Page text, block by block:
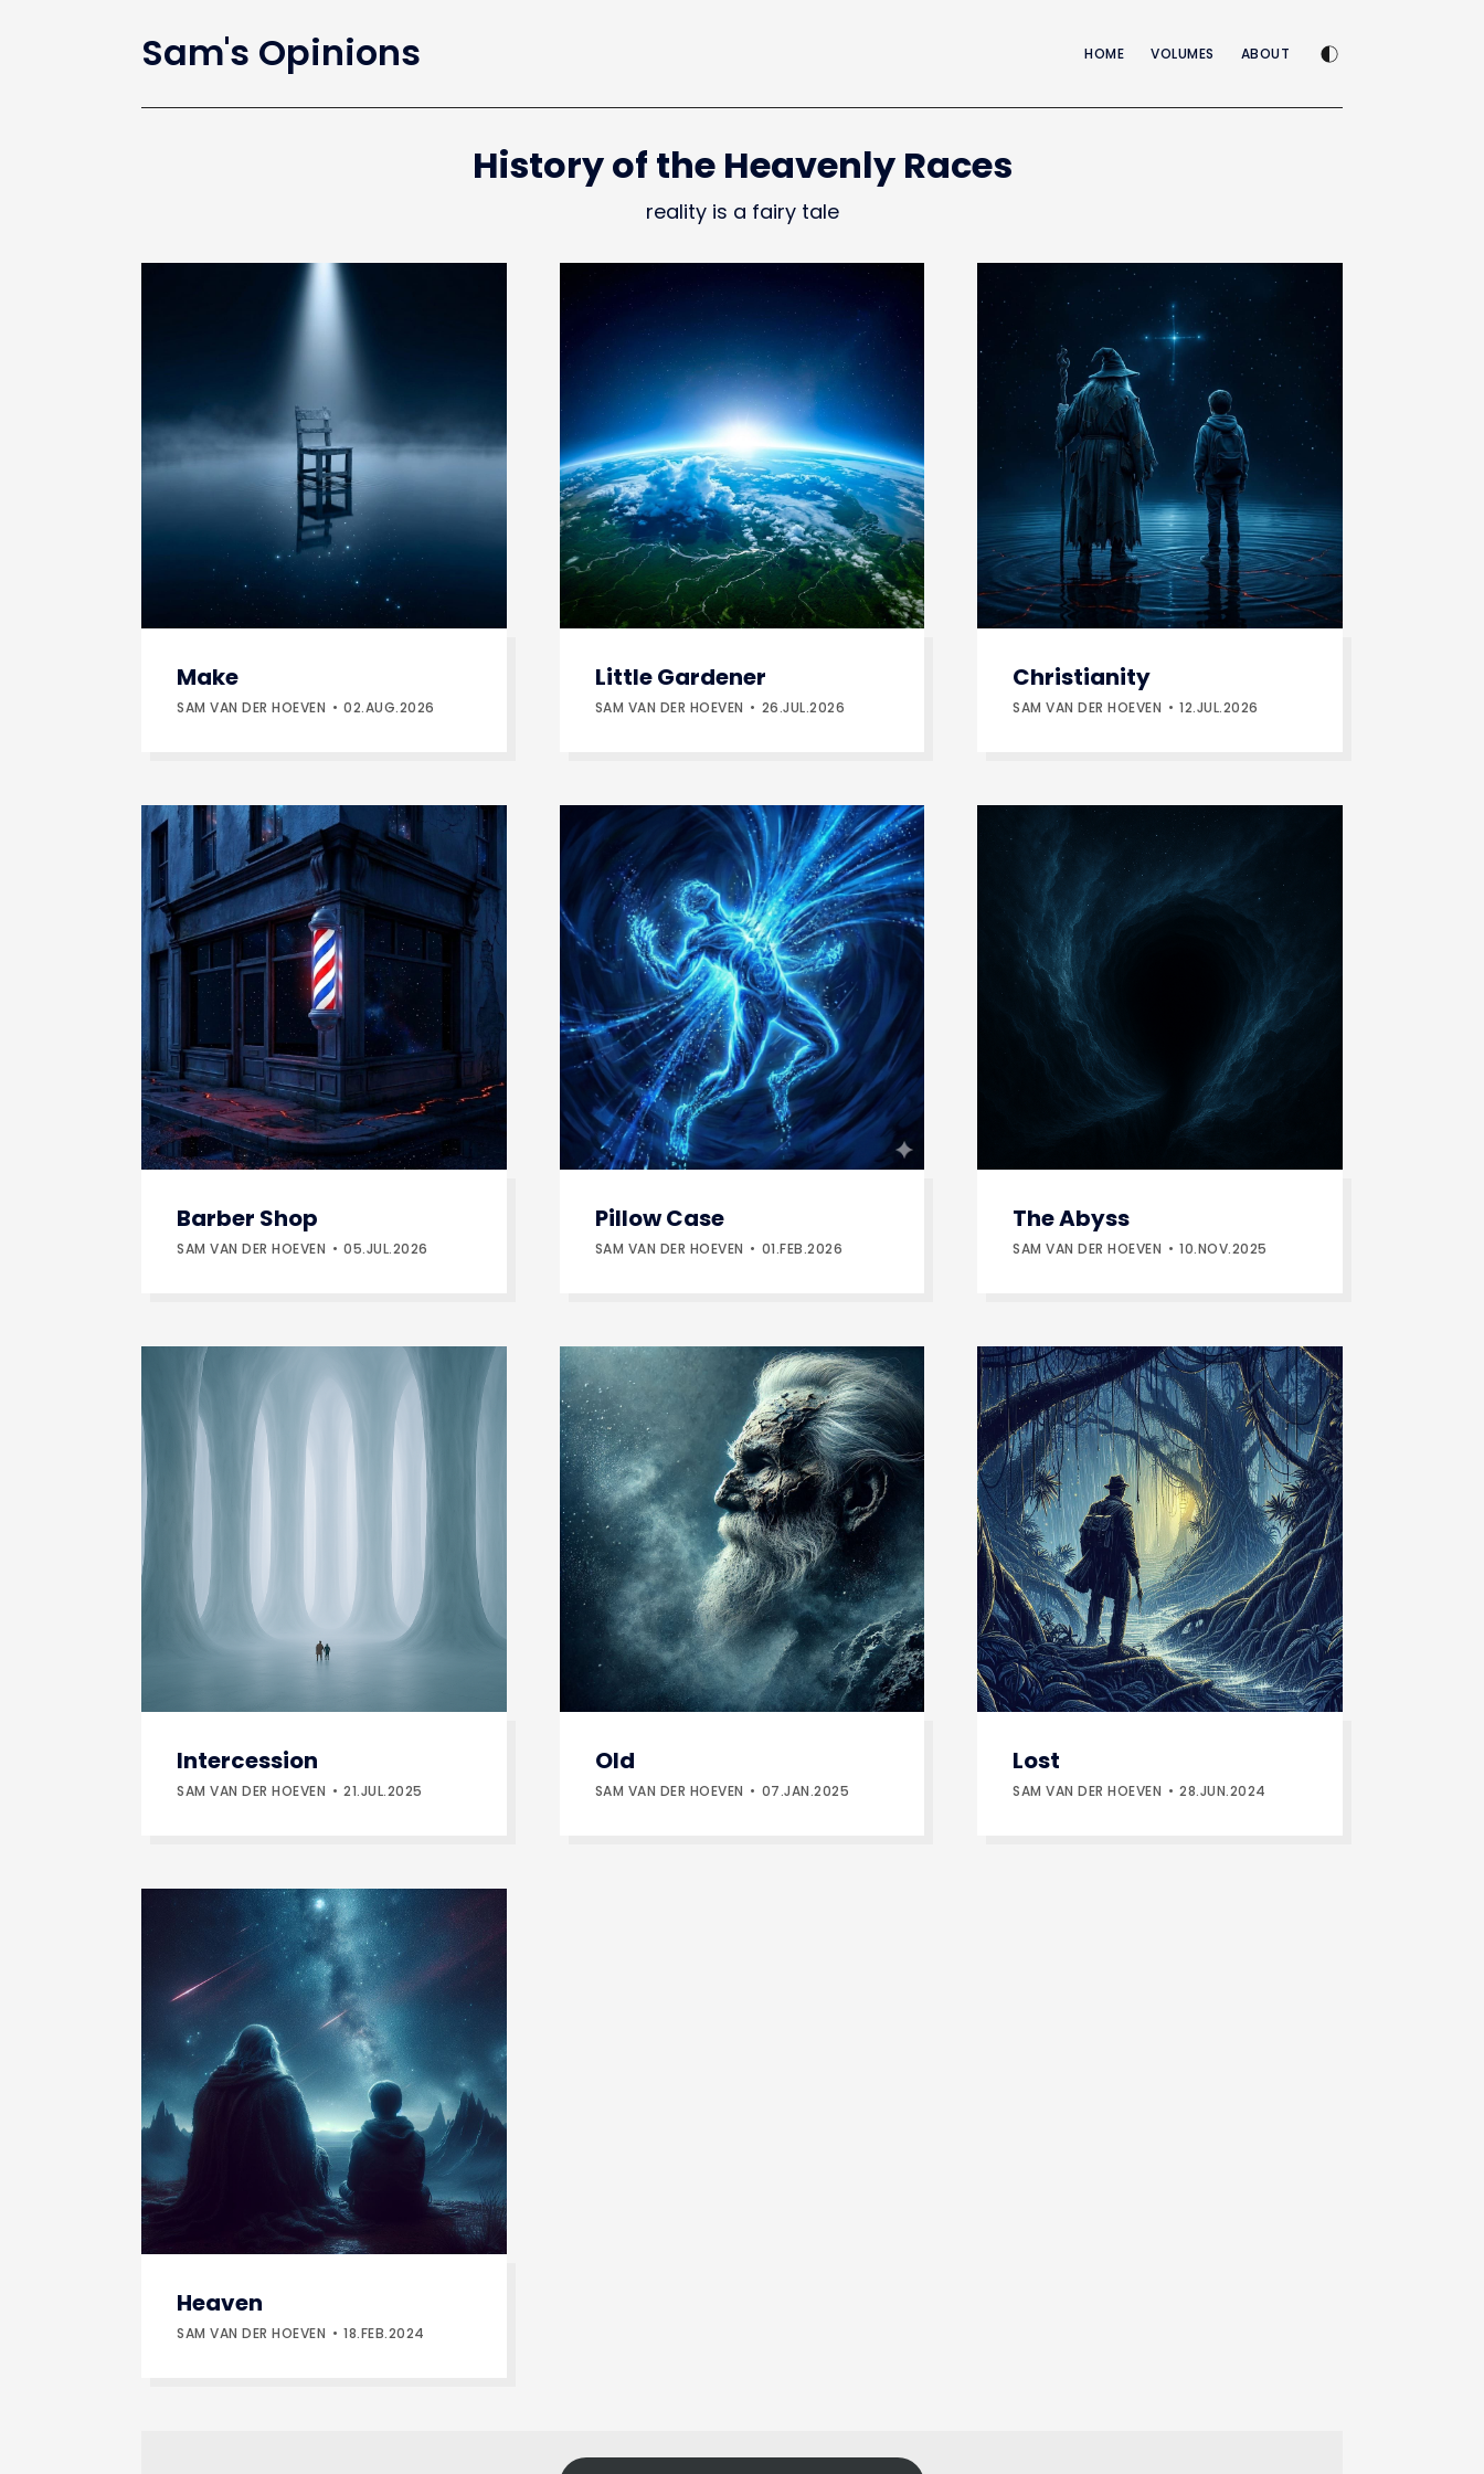
Sam's Opinions HOME VOLUMES ABOUT Enable dark mode
History of the Heavenly Races
reality is a fairy tale
Make
SAM VAN DER HOEVEN 02.AUG.2026
Little Gardener
SAM VAN DER HOEVEN 26.JUL.2026
Christianity
SAM VAN DER HOEVEN 12.JUL.2026
Barber Shop
SAM VAN DER HOEVEN 05.JUL.2026
Pillow Case
SAM VAN DER HOEVEN 01.FEB.2026
The Abyss
SAM VAN DER HOEVEN 10.NOV.2025
Intercession
SAM VAN DER HOEVEN 21.JUL.2025
Old
SAM VAN DER HOEVEN 07.JAN.2025
Lost
SAM VAN DER HOEVEN 28.JUN.2024
Heaven
SAM VAN DER HOEVEN 18.FEB.2024